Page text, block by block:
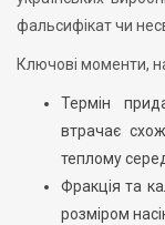
фальсифікат чи
Ключові моменти,
Термін
втрачає
теплому
Фракція та
розміром